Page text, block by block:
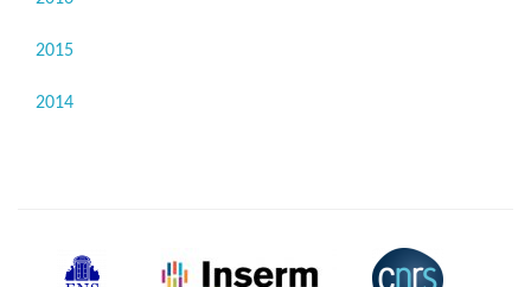
2015
2014